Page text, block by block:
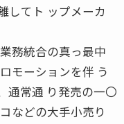
してト ップメーカ
務統合の真っ最中
モーションを伴 う
通常通 り発売の一〇
などの大手小売り